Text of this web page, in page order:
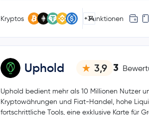
Kryptos +34Funktionen
Uphold 3,9 3
Uphold bedient mehr als 10 Millionen Nutzer
Kryptowährungen und Fiat-Handel, hohe
fortschrittliche Tools, eine exklusive Karte für